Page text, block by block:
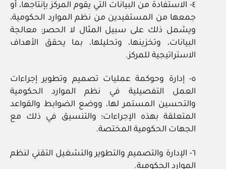
٤- الاستفادة من البيانات التي يقوم المركز بإنتاجها، أو
جمعها من المستفيدين من نظم الموارد الحكومية،
ويشمل ذلك على سبيل المثال لا الحصر: معالجة
البيانات، وتخزينها، وتحليلها، بما يحقق الأهداف
الاستراتيجية للمركز.
٥- إدارة وحوكمة عمليات تصميم وتطوير إجراءات
العمل التفصيلية في نظم الموارد الحكومية
والتحسين المستمر لها، ووضع الضوابط والقواعد
المتعلقة بهذه الإجراءات؛ والتنسيق في ذلك مع
الجهات الحكومية المختصة.
٦- الإدارة والتصميم والتطوير والتشغيل التقني لنظم
الموارد الحكومية.